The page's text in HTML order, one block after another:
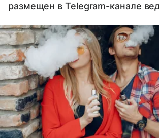
размещен в Telegram-канале